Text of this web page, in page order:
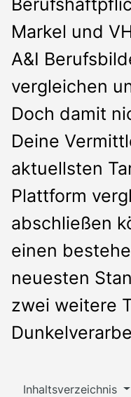
Markel und
A&I
vergleichen
Doch damit
Deine
aktuellsten
Plattform
abschließen
einen
neuesten
zwei weitere
Inhaltsverzeichnis